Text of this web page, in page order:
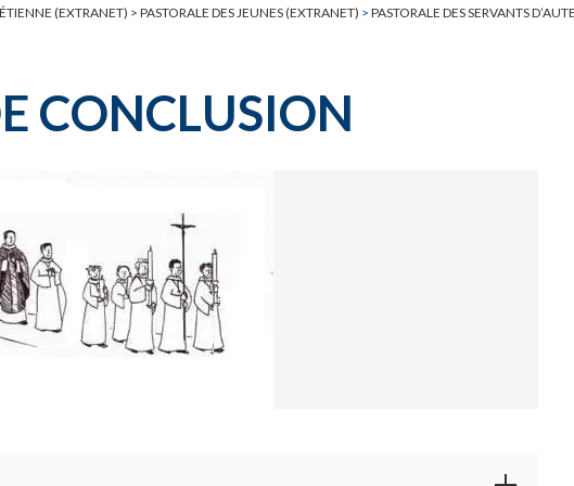
(EXTRANET) > PASTORALE DES JEUNES (EXTRANET) > PASTORALE DES SERVANTS
CONCLUSION